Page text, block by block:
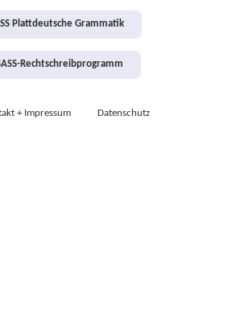
Plattdeutsche Grammatik
Rechtschreibprogramm
+ Impressum Datenschutz